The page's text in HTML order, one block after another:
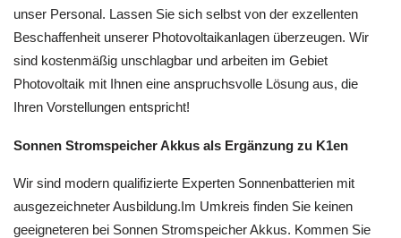
unser Personal. Lassen Sie sich selbst von der exzellenten
Beschaffenheit unserer Photovoltaikanlagen überzeugen. Wir
sind kostenmäßig unschlagbar und arbeiten im Gebiet
Photovoltaik mit Ihnen eine anspruchsvolle Lösung aus, die
Ihren Vorstellungen entspricht!
Sonnen Stromspeicher Akkus als Ergänzung zu K1en
Wir sind modern qualifizierte Experten Sonnenbatterien mit
ausgezeichneter Ausbildung.Im Umkreis finden Sie keinen
geeigneteren bei Sonnen Stromspeicher Akkus. Kommen Sie